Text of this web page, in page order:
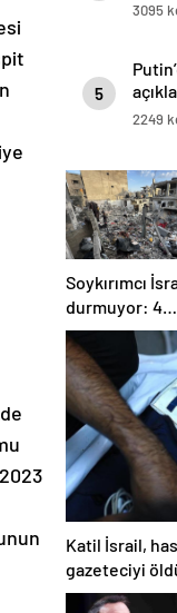
3095
5
2249
Soykırımcı
durmuyor: 4
Filistinli öldü,
sayıda yaralı
Katil İsrail,
gazeteciyi